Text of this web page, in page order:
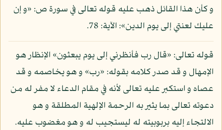
و كأن هذا القائل ذهب عليه قوله تعالى في سورة ص: «و إن
عليك لعنتي إلى يوم الدين»: الآية: 78.
قوله تعالى: «قال رب فأنظرني إلى يوم يبعثون» الإنظار هو
الإمهال و قد صدر كلامه بقوله: «رب» و هو يخاصمه و قد
عصاه و استكبر عليه تعالى لأنه في مقام الدعاء لا مفر له من
دعوته تعالى بما يثير به الرحمة الإلهية المطلقة و هو
الالتجاء إليه بربوبيته له ليستجيب له و هو مغضوب عليه.